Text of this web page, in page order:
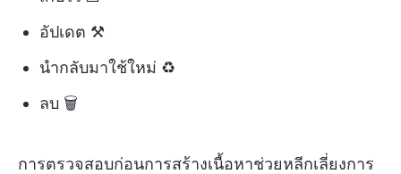
อัปเดต ⚒️
นำกลับมาใช้ใหม่ ♻️
ลบ 🗑️
การตรวจสอบก่อนการสร้างเนื้อหาช่วยหลีกเลี่ยงการ